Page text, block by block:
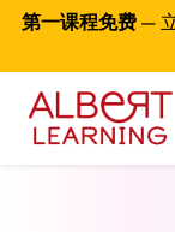
第一课程免费 —